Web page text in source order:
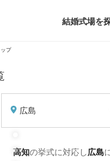
結婚式場を
Dress
ウエディングドレス （メーカー直
プ
広島
高知の挙式に対応し広島